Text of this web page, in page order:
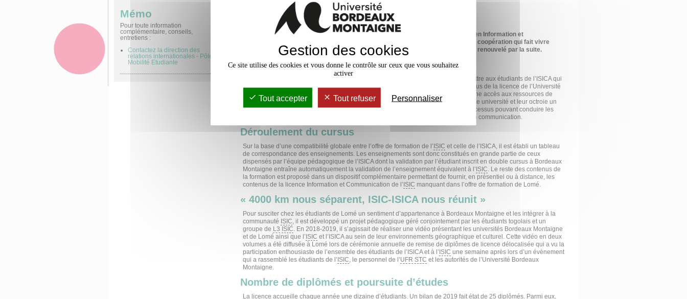
Mémo
Pour toute information
complémentaire, conseils,
entretiens :
Contactez la direction des
relations internationales - Pôle
Mobilité Etudiante
Depuis septembre 2014, l’Université Bordeaux Montaigne délocalise sa licence en Information et
Communication à l’Université de Lomé. Pour l’heure, c’est la principale action de coopération qui fait vivre
l’accord de partenariat signé en 1989 entre les deux universités et plusieurs fois renouvelé par la suite.
Objectifs de la formation
propose est de permettre aux étudiants de l’ISICA qui
le souhaitent de bénéficier d’un double cursus au terme duquel ils obtiendront, en plus de la licence de l’Université
de Lomé, celle de l’Université Bordeaux Montaigne. La licence délocalisée leur donne accès aux ressources de
l’Université Bordeaux Montaigne, font d’eux des membres de la communauté de cette université et leur octroie un
diplôme français. Mais la licence délocalisée ouvre plus largement la porte à un processus pouvant conduire les
étudiants engagés dans ce cursus à une poursuite d’études en master et doctorat en communication.
Déroulement du cursus
Sur la base d’une compatibilité globale entre l’offre de formation de l’ISIC et celle de l’ISICA, il est établi un tableau
de correspondance des enseignements. Les enseignements sont donc constitués en grande partie de ceux
dispensés par l’équipe pédagogique de l’ISICA dont la validation par l’étudiant inscrit en double cursus à Bordeaux
Montaigne entraîne automatiquement la validation de l’enseignement équivalent à l’ISIC . Le reste des contenus de
la formation est proposé dans un dispositif complémentaire permettant de fournir, en présentiel ou à distance, les
contenus de la licence Information et Communication de l’ISIC manquant dans l’offre de formation de Lomé.
« 4000 km nous séparent, ISIC-ISICA nous réunit »
Pour susciter chez les étudiants de Lomé un sentiment d’appartenance à Bordeaux Montaigne et les intégrer à la
communauté ISIC , il est développé un projet pédagogique géré conjointement par les étudiants togolais et un
groupe de L3 ISIC . En 2018-2019, il s’agissait de réaliser une vidéo présentant les universités Bordeaux Montaigne
et de Lomé ainsi que l’ISIC et l’ISICA au sein de leur environnements géographique et culturel. Cette vidéo en deux
volumes a été diffusée à Lomé lors de cérémonie annuelle de remise de diplômes de licence délocalisée qui a vu la
participation enthousiaste de l’ensemble des étudiants de l’ISICA et à l’ISIC une semaine après lors d’un évènement
qui a rassemblé les étudiants de l’ISIC , le personnel de l’UFR STC et les autorités de l’Université Bordeaux
Montaigne.
Nombre de diplômés et poursuite d’études
La licence accueille chaque année une dizaine d’étudiants. Un bilan de 2019 fait état de 25 diplômés. Parmi eux,
Gestion des cookies
Ce site utilise des cookies et vous donne le contrôle sur ceux que vous souhaitez
activer
Tout accepter Tout refuser Personnaliser